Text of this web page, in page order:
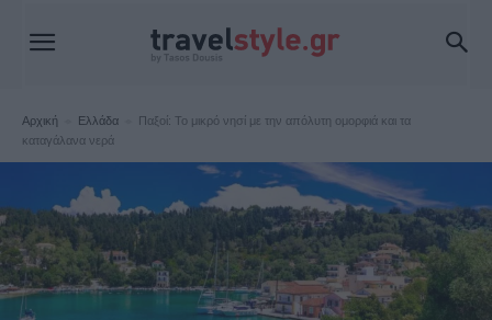
Αρχική Ελλάδα
Παξοί: Το μικρό νησί με την απόλυτη ομορφιά και τα
καταγάλανα νερά